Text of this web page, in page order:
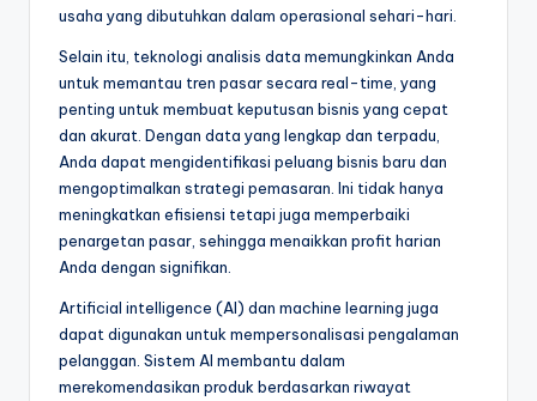
usaha yang dibutuhkan dalam operasional sehari-hari.
Selain itu, teknologi analisis data memungkinkan Anda
untuk memantau tren pasar secara real-time, yang
penting untuk membuat keputusan bisnis yang cepat
dan akurat. Dengan data yang lengkap dan terpadu,
Anda dapat mengidentifikasi peluang bisnis baru dan
mengoptimalkan strategi pemasaran. Ini tidak hanya
meningkatkan efisiensi tetapi juga memperbaiki
penargetan pasar, sehingga menaikkan profit harian
Anda dengan signifikan.
Artificial intelligence (AI) dan machine learning juga
dapat digunakan untuk mempersonalisasi pengalaman
pelanggan. Sistem AI membantu dalam
merekomendasikan produk berdasarkan riwayat